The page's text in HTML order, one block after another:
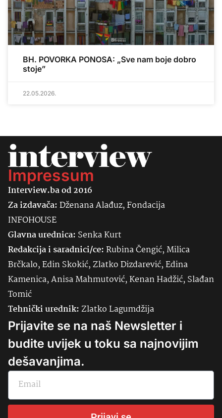
BH. POVORKA PONOSA: „Sve nam boje dobro
stoje”
22.05.2026.
Impressum
Interview.ba od 2016
Za izdavača:Dženana Alađuz, Fondacija
INFOHOUSE
Glavna urednica: SenkaKurt
Redakcija i saradnici/ce:Rubina Čengić, Milica
Brčkalo, Edin Skokić, Zlatko Dizdarević, Edina
Kamenica, Anisa Mahmutović, Kenan Hadžić, Slađan
Tomić
Tehnički urednik:Zlatko Lagumdžija
Prijavite se na naš Newsletter i
budite uvijek u toku sa najnovijim
dešavanjima.